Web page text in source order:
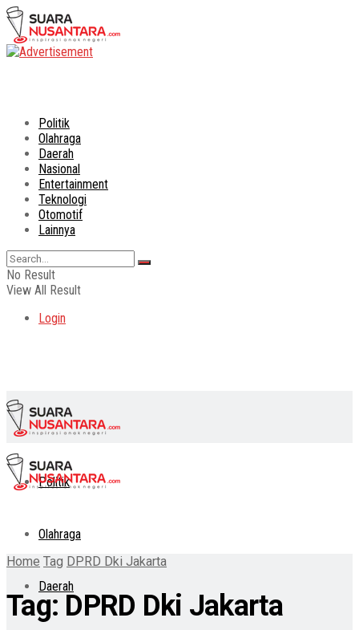
Politik
Olahraga
Daerah
Nasional
Entertainment
Teknologi
Otomotif
Lainnya
No Result
View All Result
Login
Politik
Olahraga
Daerah
Home Tag DPRD Dki Jakarta
Tag: DPRD Dki Jakarta